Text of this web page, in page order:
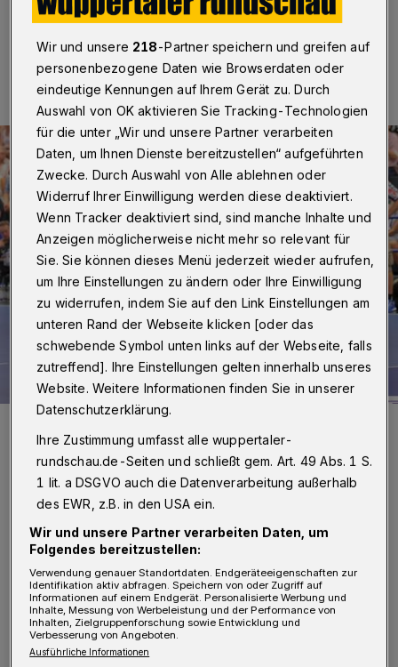
07.09.2016 , 22:34 Uhr Eine Minute Lesezeit
Noch kein großer Auftritt: BHC-Kreisläufer Uros Vilovski.
Foto: Dirk Freund
Von Roderich Trapp
W uppertals Handball-Urgestein Karl-
Heinz Scheer stand nach Spielende in
der Arena Leipzig und schüttelte den Kopf. Der
Wir und unsere 218-Partner speichern und greifen auf
personenbezogene Daten wie Browserdaten oder
eindeutige Kennungen auf Ihrem Gerät zu. Durch
Auswahl von OK aktivieren Sie Tracking-Technologien
für die unter „Wir und unsere Partner verarbeiten
Daten, um Ihnen Dienste bereitzustellen“ aufgeführten
Zwecke. Durch Auswahl von Alle ablehnen oder
Widerruf Ihrer Einwilligung werden diese deaktiviert.
Wenn Tracker deaktiviert sind, sind manche Inhalte und
Anzeigen möglicherweise nicht mehr so relevant für
Sie. Sie können dieses Menü jederzeit wieder aufrufen,
um Ihre Einstellungen zu ändern oder Ihre Einwilligung
zu widerrufen, indem Sie auf den Link Einstellungen am
unteren Rand der Webseite klicken [oder das
schwebende Symbol unten links auf der Webseite, falls
zutreffend]. Ihre Einstellungen gelten innerhalb unseres
Website. Weitere Informationen finden Sie in unserer
Datenschutzerklärung.
Ihre Zustimmung umfasst alle wuppertaler-
rundschau.de-Seiten und schließt gem. Art. 49 Abs. 1 S.
1 lit. a DSGVO auch die Datenverarbeitung außerhalb
des EWR, z.B. in den USA ein.
Wir und unsere Partner verarbeiten Daten, um
Folgendes bereitzustellen:
Verwendung genauer Standortdaten. Endgeräteeigenschaften zur
Identifikation aktiv abfragen. Speichern von oder Zugriff auf
Informationen auf einem Endgerät. Personalisierte Werbung und
Inhalte, Messung von Werbeleistung und der Performance von
Inhalten, Zielgruppenforschung sowie Entwicklung und
Verbesserung von Angeboten.
Ausführliche Informationen